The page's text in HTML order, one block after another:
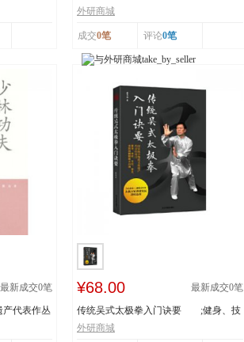
纸 市级非物...
外研商城
成交0笔 评论0笔
最新成交0笔
产代表作丛
¥68.00 最新成交0笔
传统吴式太极拳入门诀要 ;健身、技
击、穴位、意...
外研商城